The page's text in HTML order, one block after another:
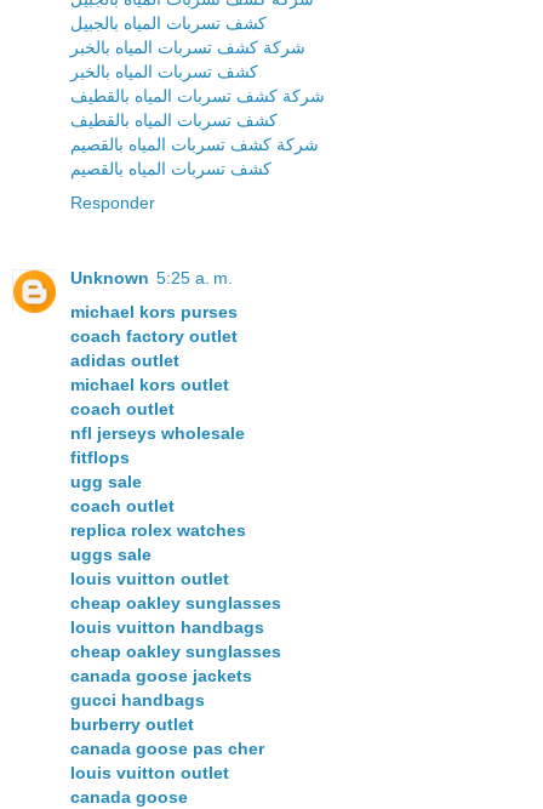
كشف تسربات المياه بالجبيل
شركة كشف تسربات المياه بالخبر
كشف تسربات المياه بالخبر
شركة كشف تسربات المياه بالقطيف
كشف تسربات المياه بالقطيف
شركة كشف تسربات المياه بالقصيم
كشف تسربات المياه بالقصيم
Responder
Unknown 5:25 a. m.
michael kors purses
coach factory outlet
adidas outlet
michael kors outlet
coach outlet
nfl jerseys wholesale
fitflops
ugg sale
coach outlet
replica rolex watches
uggs sale
louis vuitton outlet
cheap oakley sunglasses
louis vuitton handbags
cheap oakley sunglasses
canada goose jackets
gucci handbags
burberry outlet
canada goose pas cher
louis vuitton outlet
canada goose